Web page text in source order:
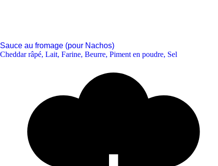
Sauce au fromage (pour Nachos)
Cheddar râpé, Lait, Farine, Beurre, Piment en poudre, Sel